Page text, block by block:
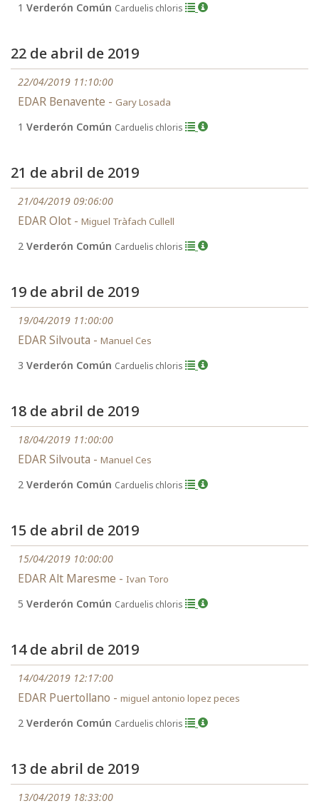
1 Verderón Común Carduelis chloris
22 de abril de 2019
22/04/2019 11:10:00
EDAR Benavente - Gary Losada
1 Verderón Común Carduelis chloris
21 de abril de 2019
21/04/2019 09:06:00
EDAR Olot - Miguel Tràfach Cullell
2 Verderón Común Carduelis chloris
19 de abril de 2019
19/04/2019 11:00:00
EDAR Silvouta - Manuel Ces
3 Verderón Común Carduelis chloris
18 de abril de 2019
18/04/2019 11:00:00
EDAR Silvouta - Manuel Ces
2 Verderón Común Carduelis chloris
15 de abril de 2019
15/04/2019 10:00:00
EDAR Alt Maresme - Ivan Toro
5 Verderón Común Carduelis chloris
14 de abril de 2019
14/04/2019 12:17:00
EDAR Puertollano - miguel antonio lopez peces
2 Verderón Común Carduelis chloris
13 de abril de 2019
13/04/2019 18:33:00